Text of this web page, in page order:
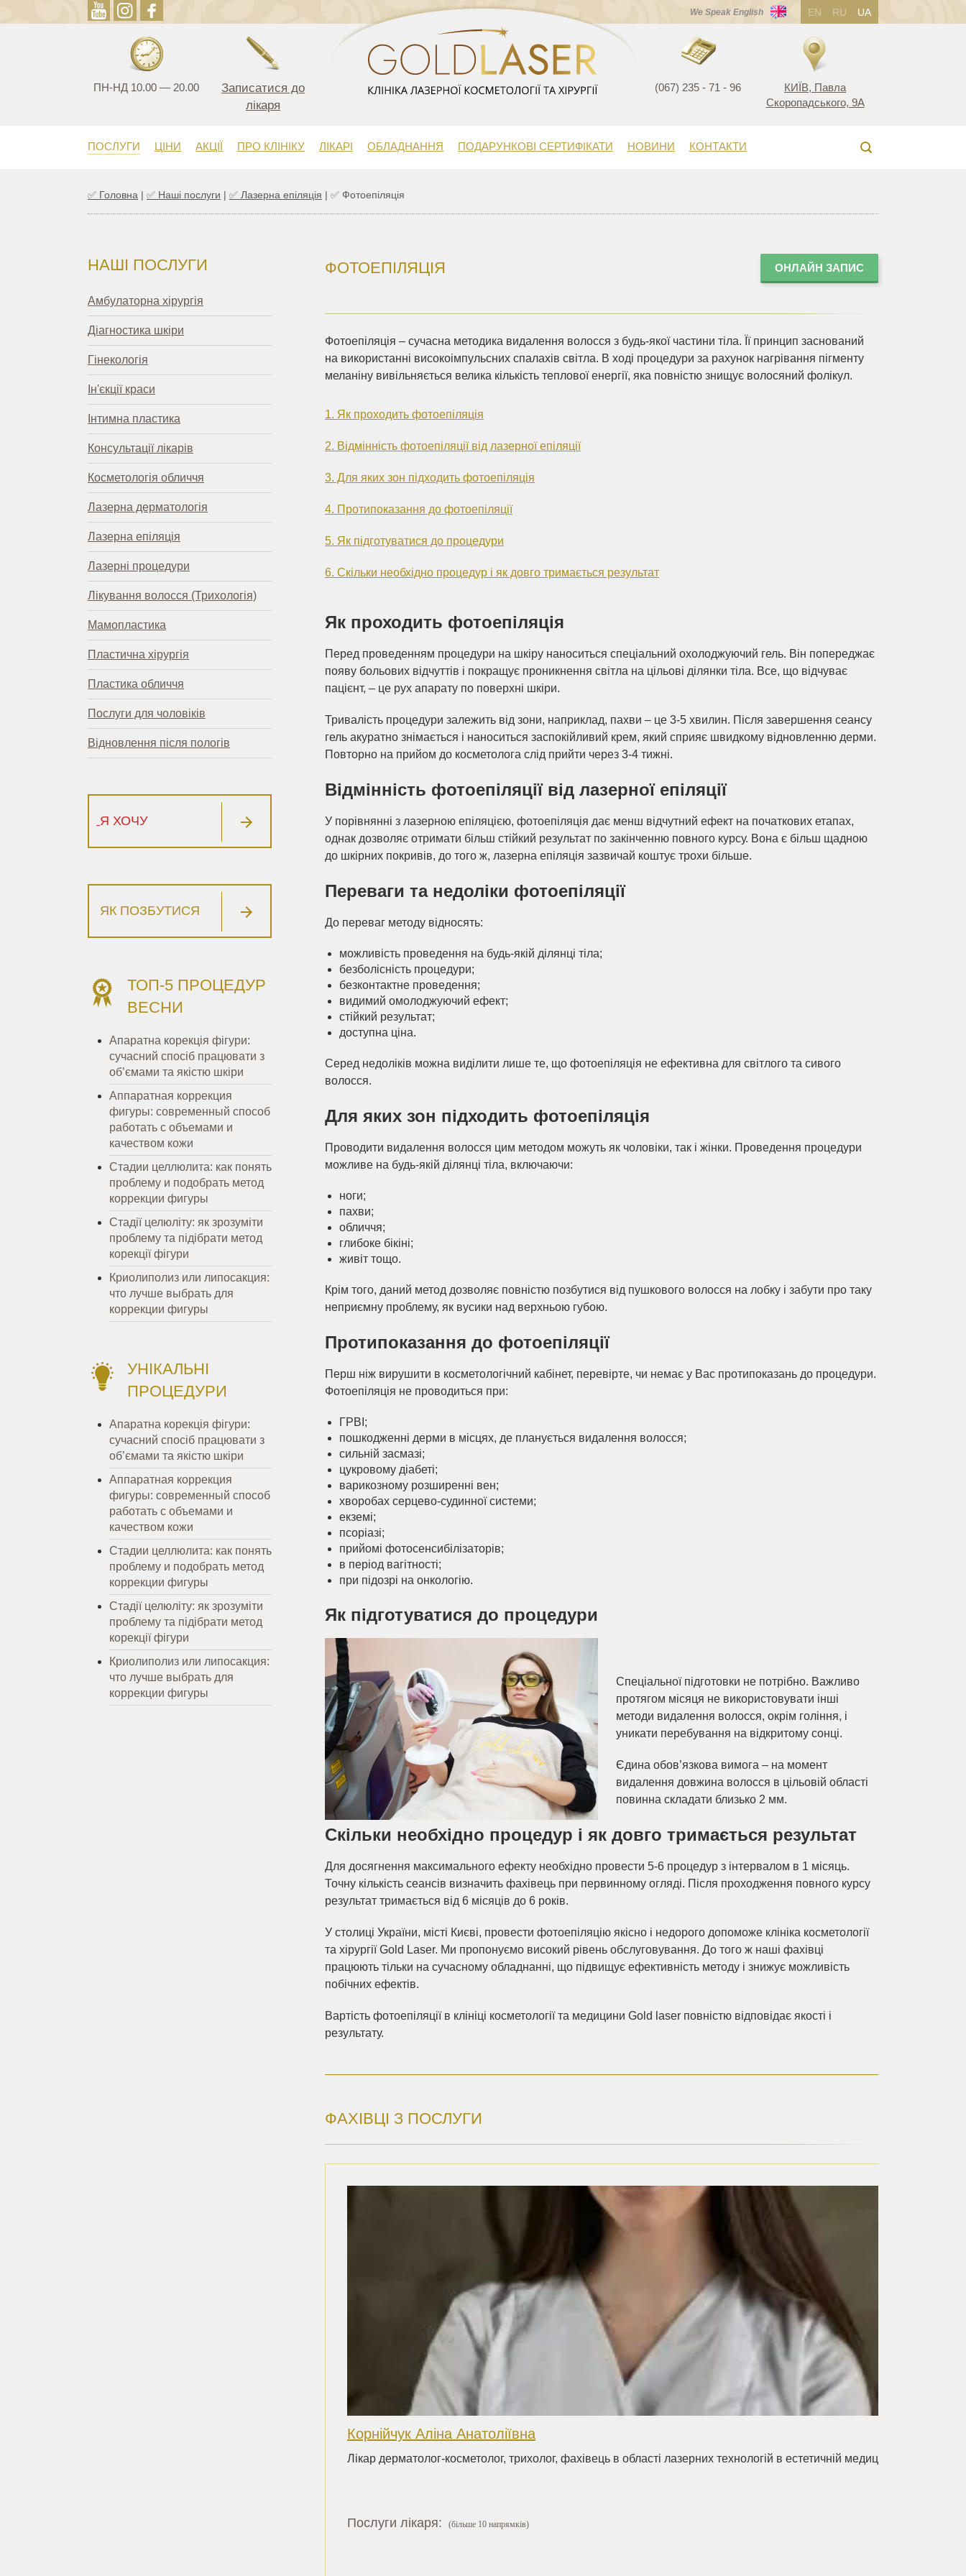
We Speak English EN RU UA
ПН-НД 10.00 — 20.00
Записатися до
лікаря
(067) 235 - 71 - 96
КИЇВ, Павла
Скоропадського, 9А
ПОСЛУГИ ЦІНИ АКЦІЇ ПРО КЛІНІКУ ЛІКАРІ ОБЛАДНАННЯ ПОДАРУНКОВІ СЕРТИФІКАТИ НОВИНИ КОНТАКТИ
✅ Головна | ✅ Наші послуги | ✅ Лазерна епіляція | ✅ Фотоепіляція
НАШІ ПОСЛУГИ
Амбулаторна хірургія
Діагностика шкіри
Гінекологія
Ін'єкції краси
Інтимна пластика
Консультації лікарів
Косметологія обличчя
Лазерна дерматологія
Лазерна епіляція
Лазерні процедури
Лікування волосся (Трихологія)
Мамопластика
Пластична хірургія
Пластика обличчя
Послуги для чоловіків
Відновлення після пологів
Я ХОЧУ
ЯК ПОЗБУТИСЯ
ТОП-5 ПРОЦЕДУР
ВЕСНИ
Апаратна корекція фігури:
сучасний спосіб працювати з
об’ємами та якістю шкіри
Аппаратная коррекция
фигуры: современный способ
работать с объемами и
качеством кожи
Стадии целлюлита: как понять
проблему и подобрать метод
коррекции фигуры
Стадії целюліту: як зрозуміти
проблему та підібрати метод
корекції фігури
Криолиполиз или липосакция:
что лучше выбрать для
коррекции фигуры
УНІКАЛЬНІ
ПРОЦЕДУРИ
Апаратна корекція фігури:
сучасний спосіб працювати з
об’ємами та якістю шкіри
Аппаратная коррекция
фигуры: современный способ
работать с объемами и
качеством кожи
Стадии целлюлита: как понять
проблему и подобрать метод
коррекции фигуры
Стадії целюліту: як зрозуміти
проблему та підібрати метод
корекції фігури
Криолиполиз или липосакция:
что лучше выбрать для
коррекции фигуры
ФОТОЕПІЛЯЦІЯ ОНЛАЙН ЗАПИС
Фотоепіляція – сучасна методика видалення волосся з будь-якої частини тіла. Її принцип заснований
на використанні високоімпульсних спалахів світла. В ході процедури за рахунок нагрівання пігменту
меланіну вивільняється велика кількість теплової енергії, яка повністю знищує волосяний фолікул.
1. Як проходить фотоепіляція
2. Відмінність фотоепіляції від лазерної епіляції
3. Для яких зон підходить фотоепіляція
4. Протипоказання до фотоепіляції
5. Як підготуватися до процедури
6. Скільки необхідно процедур і як довго тримається результат
Як проходить фотоепіляція
Перед проведенням процедури на шкіру наноситься спеціальний охолоджуючий гель. Він попереджає
появу больових відчуттів і покращує проникнення світла на цільові ділянки тіла. Все, що відчуває
пацієнт, – це рух апарату по поверхні шкіри.
Тривалість процедури залежить від зони, наприклад, пахви – це 3-5 хвилин. Після завершення сеансу
гель акуратно знімається і наноситься заспокійливий крем, який сприяє швидкому відновленню дерми.
Повторно на прийом до косметолога слід прийти через 3-4 тижні.
Відмінність фотоепіляції від лазерної епіляції
У порівнянні з лазерною епіляцією, фотоепіляція дає менш відчутний ефект на початкових етапах,
однак дозволяє отримати більш стійкий результат по закінченню повного курсу. Вона є більш щадною
до шкірних покривів, до того ж, лазерна епіляція зазвичай коштує трохи більше.
Переваги та недоліки фотоепіляції
До переваг методу відносять:
можливість проведення на будь-якій ділянці тіла;
безболісність процедури;
безконтактне проведення;
видимий омолоджуючий ефект;
стійкий результат;
доступна ціна.
Серед недоліків можна виділити лише те, що фотоепіляція не ефективна для світлого та сивого
волосся.
Для яких зон підходить фотоепіляція
Проводити видалення волосся цим методом можуть як чоловіки, так і жінки. Проведення процедури
можливе на будь-якій ділянці тіла, включаючи:
ноги;
пахви;
обличчя;
глибоке бікіні;
живіт тощо.
Крім того, даний метод дозволяє повністю позбутися від пушкового волосся на лобку і забути про таку
неприємну проблему, як вусики над верхньою губою.
Протипоказання до фотоепіляції
Перш ніж вирушити в косметологічний кабінет, перевірте, чи немає у Вас протипоказань до процедури.
Фотоепіляція не проводиться при:
ГРВІ;
пошкодженні дерми в місцях, де планується видалення волосся;
сильній засмазі;
цукровому діабеті;
варикозному розширенні вен;
хворобах серцево-судинної системи;
екземі;
псоріазі;
прийомі фотосенсибілізаторів;
в період вагітності;
при підозрі на онкологію.
Як підготуватися до процедури
Спеціальної підготовки не потрібно. Важливо
протягом місяця не використовувати інші
методи видалення волосся, окрім гоління, і
уникати перебування на відкритому сонці.
Єдина обов’язкова вимога – на момент
видалення довжина волосся в цільовій області
повинна складати близько 2 мм.
Скільки необхідно процедур і як довго тримається результат
Для досягнення максимального ефекту необхідно провести 5-6 процедур з інтервалом в 1 місяць.
Точну кількість сеансів визначить фахівець при первинному огляді. Після проходження повного курсу
результат тримається від 6 місяців до 6 років.
У столиці України, місті Києві, провести фотоепіляцію якісно і недорого допоможе клініка косметології
та хірургії Gold Laser. Ми пропонуємо високий рівень обслуговування. До того ж наші фахівці
працюють тільки на сучасному обладнанні, що підвищує ефективність методу і знижує можливість
побічних ефектів.
Вартість фотоепіляції в клініці косметології та медицини Gold laser повністю відповідає якості і
результату.
ФАХІВЦІ З ПОСЛУГИ
Корнійчук Аліна Анатоліївна
Лікар дерматолог-косметолог, трихолог, фахівець в області лазерних технологій в естетичній медицині.
Послуги лікаря: (більше 10 напрямків)